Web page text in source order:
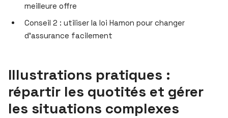
meilleure offre
Conseil 2 : utiliser la loi Hamon pour changer
d’assurance facilement
Illustrations pratiques :
répartir les quotités et gérer
les situations complexes